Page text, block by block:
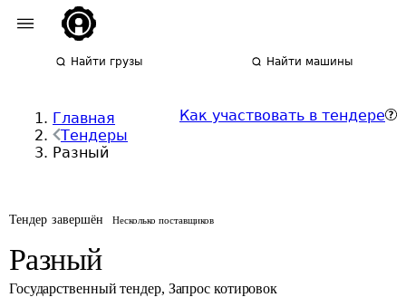
Найти грузы Найти машины
Главная
Тендеры
Разный
Как участвовать в тендере
Тендер завершён Несколько поставщиков
Разный
Государственный тендер, Запрос котировок